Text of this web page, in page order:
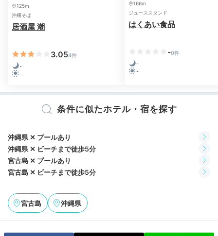
Relax
20:00
夜のプールは
ロマンチック
2ベッドルームタイプ
125m
沖縄そば
居酒屋 潮
3.054件
-
-
166m
ジューススタンド
はくあい食品
-0件
-
-
条件に似たホテル・宿を探す
沖縄県 ✕ プールあり
沖縄県 ✕ ビーチまで徒歩5分
宮古島 ✕ プールあり
宮古島 ✕ ビーチまで徒歩5分
宮古島 沖縄県